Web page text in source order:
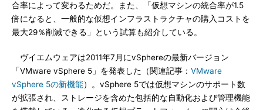
合率によって変わるためだ。また、「仮想マシンの統合率が1.5
倍になると、一般的な仮想インフラストラクチャの購入コストを
最大29％削減できる」という試算も紹介している。
ヴイエムウェアは2011年7月にvSphereの最新バージョン
「VMware vSphere 5」を発表した（関連記事： VMware
vSphere 5の新機能）。vSphere 5では仮想マシンのサポート数
が拡張され、ストレージを含めた包括的な自動化および管理機能